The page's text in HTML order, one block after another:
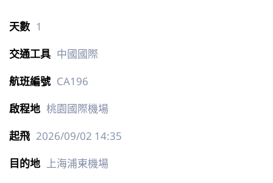
1
中國國際
CA196
桃園國際機場
2026/09/02 14:35
上海浦東機場